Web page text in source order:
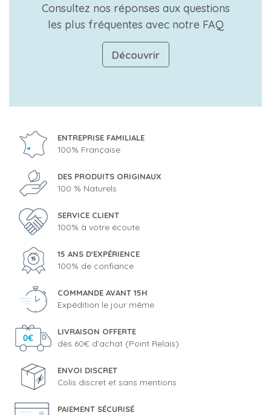
Consultez nos réponses aux questions
les plus fréquentes avec notre FAQ
Découvrir
ENTREPRISE FAMILIALE
100% Française
DES PRODUITS ORIGINAUX
100 % Naturels
SERVICE CLIENT
100% à votre écoute
15 ANS D'EXPÉRIENCE
100% de confiance
COMMANDE AVANT 15H
Expédition le jour même
LIVRAISON OFFERTE
dès 60€ d'achat (Point Relais)
ENVOI DISCRET
Colis discret et sans mentions
PAIEMENT SÉCURISÉ